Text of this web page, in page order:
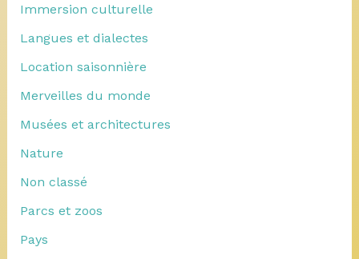
Immersion culturelle
Langues et dialectes
Location saisonnière
Merveilles du monde
Musées et architectures
Nature
Non classé
Parcs et zoos
Pays